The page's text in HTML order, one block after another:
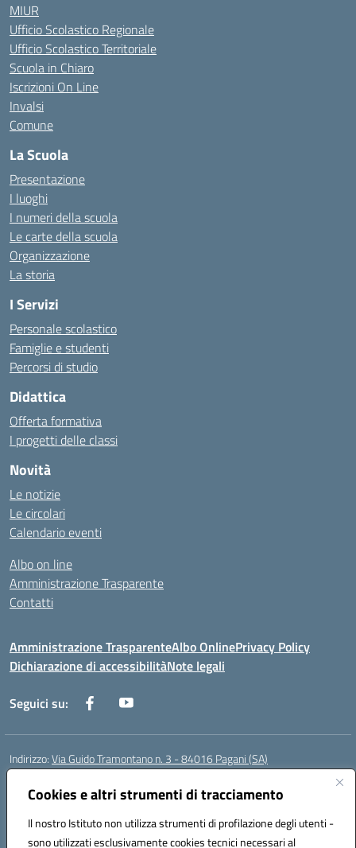
Cookies e altri strumenti di tracciamento
Il nostro Istituto non utilizza strumenti di profilazione degli utenti -
sono utilizzati esclusivamente cookies tecnici necessari al
MIUR
Ufficio Scolastico Regionale
Ufficio Scolastico Territoriale
Scuola in Chiaro
Iscrizioni On Line
Invalsi
Comune
La Scuola
Presentazione
I luoghi
I numeri della scuola
Le carte della scuola
Organizzazione
La storia
I Servizi
Personale scolastico
Famiglie e studenti
Percorsi di studio
Didattica
Offerta formativa
I progetti delle classi
Novità
Le notizie
Le circolari
Calendario eventi
Albo on line
Amministrazione Trasparente
Contatti
Amministrazione TrasparenteAlbo OnlinePrivacy Policy
Dichiarazione di accessibilitàNote legali
Seguici su:
Indirizzo:Via Guido Tramontano n. 3 - 84016 Pagani (SA)
Centralino:
Posta elettronica certificata (PEC):saps08000t@pec.istruzione.it
Codice fiscale: 80022400651
Codice meccanografico:SAPS08000T